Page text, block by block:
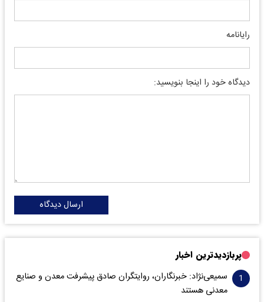
رایانامه
دیدگاه خود را اینجا بنویسید:
ارسال دیدگاه
پربازدیدترین اخبار
سمیعی‌نژاد: خبرنگاران، روایتگران صادق پیشرفت معدن و صنایع
معدنی هستند